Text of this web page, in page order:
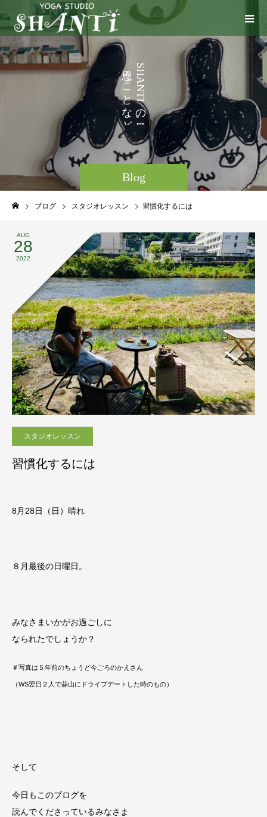
Blog
S
H
A
N
T
I
の
。
う
こ
と
な
ど
い
ろ
い
ろ
と
ブログ スタジオレッスン 習慣化するには
AUG
28
2022
スタジオレッスン
習慣化するには
8月28日（日）晴れ
８月最後の日曜日。
みなさまいかがお過ごしに
なられたでしょうか？
＃写真は５年前のちょうど今ごろのかえさん
（WS翌日２人で蒜山にドライブデートした時のもの）
そして
今日もこのブログを
読んでくださっているみなさま